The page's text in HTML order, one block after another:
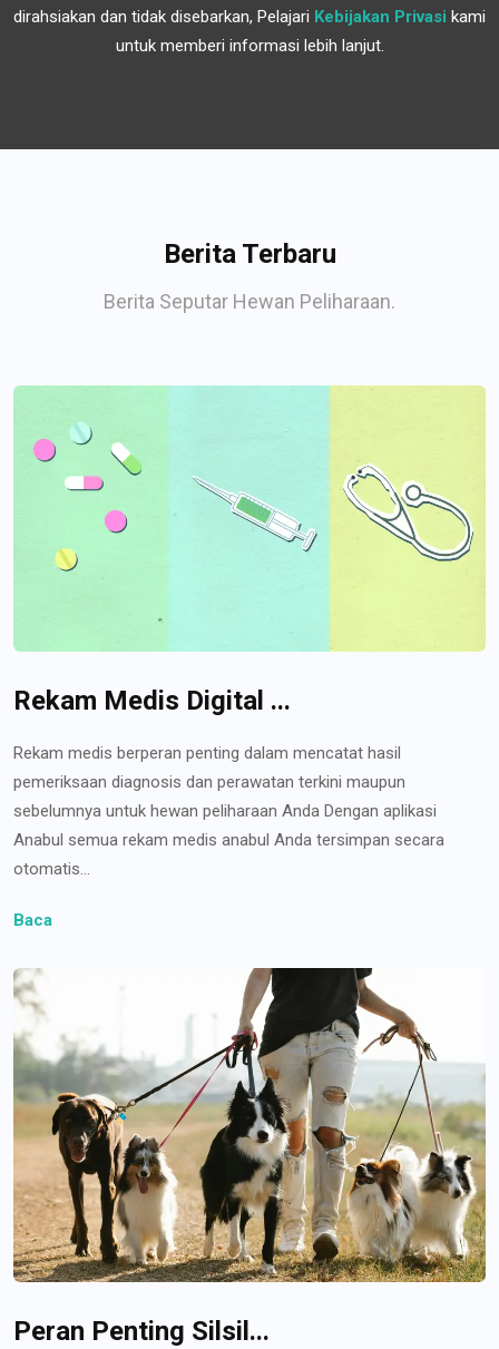
dirahsiakan dan tidak disebarkan, Pelajari Kebijakan Privasi kami
untuk memberi informasi lebih lanjut.
Berita Terbaru
Berita Seputar Hewan Peliharaan.
Rekam Medis Digital ...
Rekam medis berperan penting dalam mencatat hasil
pemeriksaan diagnosis dan perawatan terkini maupun
sebelumnya untuk hewan peliharaan Anda Dengan aplikasi
Anabul semua rekam medis anabul Anda tersimpan secara
otomatis...
Baca
Peran Penting Silsil...